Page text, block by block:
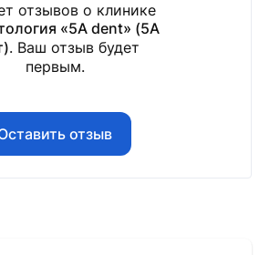
отзывов о клинике
«5A dent» (5А
. Ваш отзыв будет
первым.
отзыв